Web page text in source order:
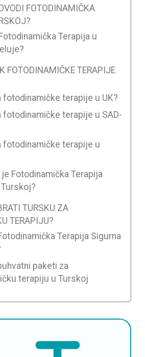
FOTODINAMIČKA
Terapija u
FOTODINAMIČKE TERAPIJE
fotodinamičke terapije u UK?
fotodinamičke terapije u SAD-
fotodinamičke terapije u
Fotodinamička Terapija
TURSKU ZA
TERAPIJU?
Terapija Sigurna
paketi za
terapiju u Turskoj